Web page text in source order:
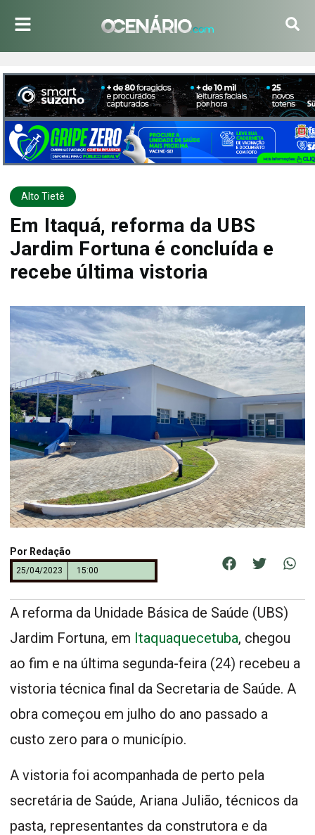
Alto Tietê
Em Itaquá, reforma da UBS
Jardim Fortuna é concluída e
recebe última vistoria
Por Redação
25/04/2023 15:00
A reforma da Unidade Básica de Saúde (UBS)
Jardim Fortuna, em Itaquaquecetuba, chegou
ao fim e na última segunda-feira (24) recebeu a
vistoria técnica final da Secretaria de Saúde. A
obra começou em julho do ano passado a
custo zero para o município.
A vistoria foi acompanhada de perto pela
secretária de Saúde, Ariana Julião, técnicos da
pasta, representantes da construtora e da